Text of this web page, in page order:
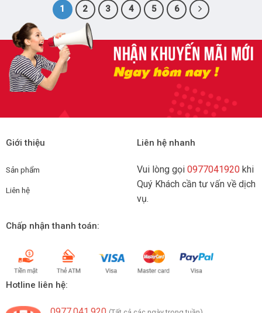
1 2 3 4 5 6
Giới thiệu
Sản phẩm
Liên hệ
Liên hệ nhanh
Vui lòng gọi 0977041920khi
Quý Khách cần tư vấn về dịch
vụ.
Chấp nhận thanh toán:
Hotline liên hệ: